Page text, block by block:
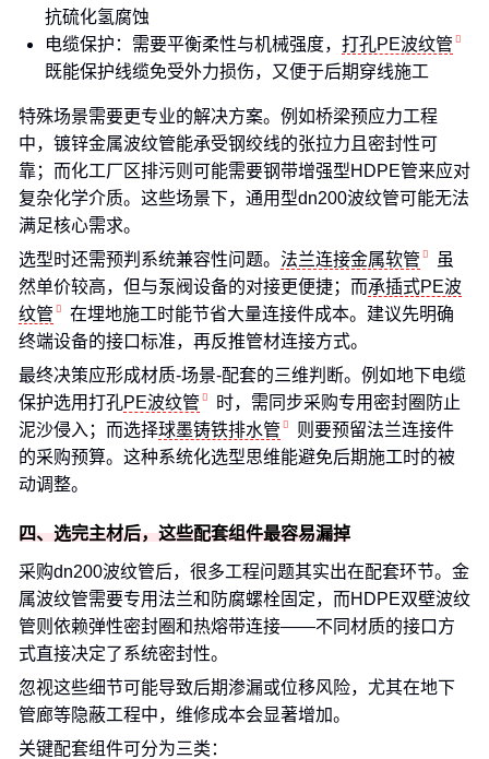
抗硫化氢腐蚀
电缆保护：需要平衡柔性与机械强度， 打孔PE波纹管
既能保护线缆免受外力损伤，又便于后期穿线施工
特殊场景需要更专业的解决方案。例如桥梁预应力工程
中，镀锌金属波纹管能承受钢绞线的张拉力且密封性可
靠；而化工厂区排污则可能需要钢带增强型HDPE管来应对
复杂化学介质。这些场景下，通用型dn200波纹管可能无法
满足核心需求。
选型时还需预判系统兼容性问题。 法兰连接金属软管
虽
然单价较高，但与泵阀设备的对接更便捷；而承插式PE波
纹管
在埋地施工时能节省大量连接件成本。建议先明确
终端设备的接口标准，再反推管材连接方式。
最终决策应形成材质-场景-配套的三维判断。例如地下电缆
保护选用打孔PE波纹管
时，需同步采购专用密封圈防止
泥沙侵入；而选择球墨铸铁排水管
则要预留法兰连接件
的采购预算。这种系统化选型思维能避免后期施工时的被
动调整。
四、选完主材后，这些配套组件最容易漏掉
采购dn200波纹管后，很多工程问题其实出在配套环节。金
属波纹管需要专用法兰和防腐螺栓固定，而HDPE双壁波纹
管则依赖弹性密封圈和热熔带连接——不同材质的接口方
式直接决定了系统密封性。
忽视这些细节可能导致后期渗漏或位移风险，尤其在地下
管廊等隐蔽工程中，维修成本会显著增加。
关键配套组件可分为三类：